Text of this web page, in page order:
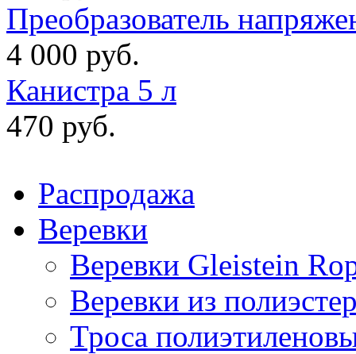
Преобразователь
4 000 руб.
Канистра 5 л
470 руб.
Распродажа
Веревки
Веревки Gleistein
Веревки из
Троса